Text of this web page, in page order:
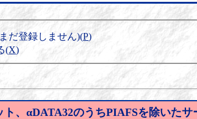
だ登録しません)(P)
(X)
、αDATA32のうちPIAFSを除いたサ